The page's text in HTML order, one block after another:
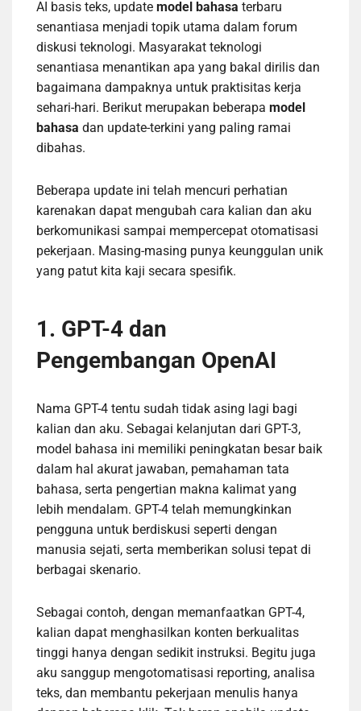
AI basis teks, update model bahasa terbaru
senantiasa menjadi topik utama dalam forum
diskusi teknologi. Masyarakat teknologi
senantiasa menantikan apa yang bakal dirilis dan
bagaimana dampaknya untuk praktisitas kerja
sehari-hari. Berikut merupakan beberapa model
bahasa dan update-terkini yang paling ramai
dibahas.
Beberapa update ini telah mencuri perhatian
karenakan dapat mengubah cara kalian dan aku
berkomunikasi sampai mempercepat otomatisasi
pekerjaan. Masing-masing punya keunggulan unik
yang patut kita kaji secara spesifik.
1. GPT-4 dan
Pengembangan OpenAI
Nama GPT-4 tentu sudah tidak asing lagi bagi
kalian dan aku. Sebagai kelanjutan dari GPT-3,
model bahasa ini memiliki peningkatan besar baik
dalam hal akurat jawaban, pemahaman tata
bahasa, serta pengertian makna kalimat yang
lebih mendalam. GPT-4 telah memungkinkan
pengguna untuk berdiskusi seperti dengan
manusia sejati, serta memberikan solusi tepat di
berbagai skenario.
Sebagai contoh, dengan memanfaatkan GPT-4,
kalian dapat menghasilkan konten berkualitas
tinggi hanya dengan sedikit instruksi. Begitu juga
aku sanggup mengotomatisasi reporting, analisa
teks, dan membantu pekerjaan menulis hanya